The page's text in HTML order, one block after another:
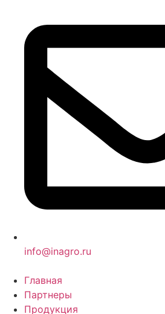
info@inagro.ru
Главная
Партнеры
Продукция